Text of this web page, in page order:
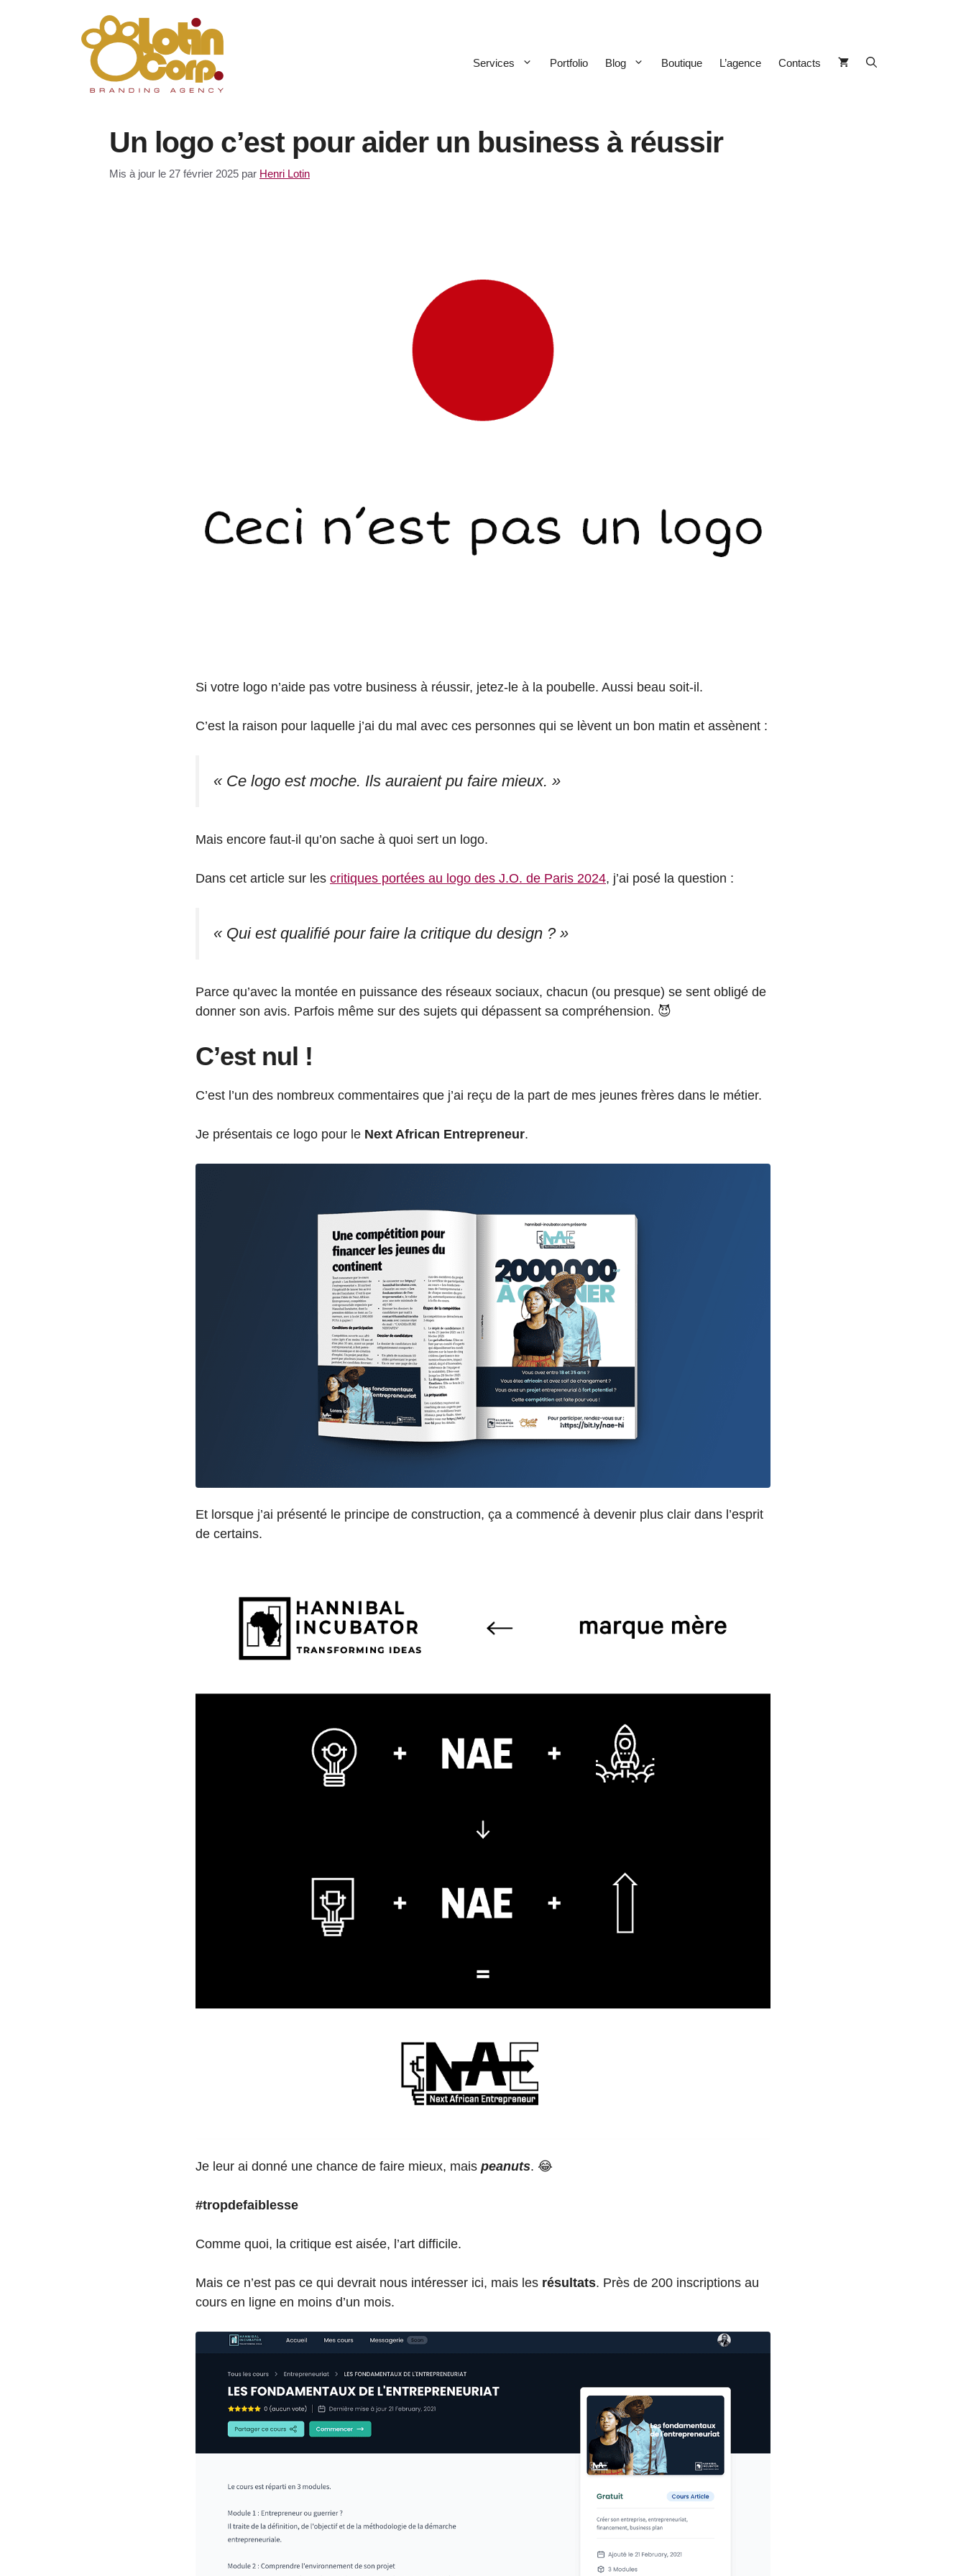
Services Portfolio Blog Boutique L’agence Contacts
Un logo c’est pour aider un business à réussir
Mis à jour le 27 février 2025 par Henri Lotin
Si votre logo n’aide pas votre business à réussir, jetez-le à la poubelle. Aussi beau soit-il.
C’est la raison pour laquelle j’ai du mal avec ces personnes qui se lèvent un bon matin et assènent :
« Ce logo est moche. Ils auraient pu faire mieux. »
Mais encore faut-il qu’on sache à quoi sert un logo.
Dans cet article sur les critiques portées au logo des J.O. de Paris 2024, j’ai posé la question :
« Qui est qualifié pour faire la critique du design ? »
Parce qu’avec la montée en puissance des réseaux sociaux, chacun (ou presque) se sent obligé de
donner son avis. Parfois même sur des sujets qui dépassent sa compréhension. 😈
C’est nul !
C’est l’un des nombreux commentaires que j’ai reçu de la part de mes jeunes frères dans le métier.
Je présentais ce logo pour le Next African Entrepreneur.
Et lorsque j’ai présenté le principe de construction, ça a commencé à devenir plus clair dans l’esprit
de certains.
Je leur ai donné une chance de faire mieux, mais peanuts. 😂
#tropdefaiblesse
Comme quoi, la critique est aisée, l’art difficile.
Mais ce n’est pas ce qui devrait nous intéresser ici, mais les résultats. Près de 200 inscriptions au
cours en ligne en moins d’un mois.